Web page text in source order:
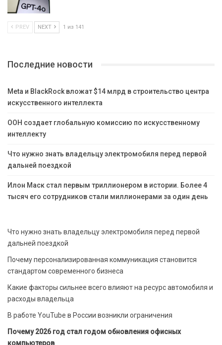
PREV NEXT 1 из 141
Последние новости
Meta и BlackRock вложат $14 млрд в строительство центра
искусственного интеллекта
ООН создает глобальную комиссию по искусственному
интеллекту
Что нужно знать владельцу электромобиля перед первой
дальней поездкой
Илон Маск стал первым триллионером в истории. Более 4
тысяч его сотрудников стали миллионерами за один день
Что нужно знать владельцу электромобиля перед первой
дальней поездкой
Почему персонализированная коммуникация становится
стандартом современного бизнеса
Какие факторы сильнее всего влияют на ресурс автомобиля и
расходы владельца
В работе YouTube в России возникли ограничения
Почему 2026 год стал годом обновления офисных
компьютеров